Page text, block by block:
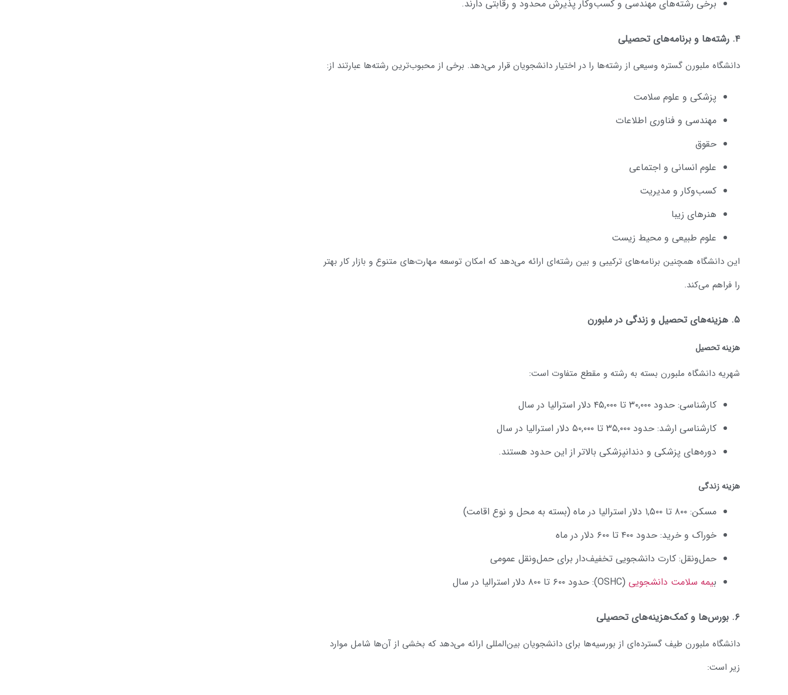
برخی رشته‌های مهندسی و کسب‌وکار پذیرش محدود و رقابتی دارند.
۴. رشته‌ها و برنامه‌های تحصیلی
دانشگاه ملبورن گستره وسیعی از رشته‌ها را در اختیار دانشجویان قرار می‌دهد. برخی از محبوب‌ترین رشته‌ها عبارتند از:
پزشکی و علوم سلامت
مهندسی و فناوری اطلاعات
حقوق
علوم انسانی و اجتماعی
کسب‌وکار و مدیریت
هنرهای زیبا
علوم طبیعی و محیط زیست
این دانشگاه همچنین برنامه‌های ترکیبی و بین رشته‌ای ارائه می‌دهد که امکان توسعه مهارت‌های متنوع و بازار کار بهتر
را فراهم می‌کند.
۵. هزینه‌های تحصیل و زندگی در ملبورن
هزینه تحصیل
شهریه دانشگاه ملبورن بسته به رشته و مقطع متفاوت است:
کارشناسی: حدود ۳۰,۰۰۰ تا ۴۵,۰۰۰ دلار استرالیا در سال
کارشناسی ارشد: حدود ۳۵,۰۰۰ تا ۵۰,۰۰۰ دلار استرالیا در سال
دوره‌های پزشکی و دندانپزشکی بالاتر از این حدود هستند.
هزینه زندگی
مسکن: ۸۰۰ تا ۱,۵۰۰ دلار استرالیا در ماه (بسته به محل و نوع اقامت)
خوراک و خرید: حدود ۴۰۰ تا ۶۰۰ دلار در ماه
حمل‌ونقل: کارت دانشجویی تخفیف‌دار برای حمل‌ونقل عمومی
بیمه سلامت دانشجویی (OSHC): حدود ۶۰۰ تا ۸۰۰ دلار استرالیا در سال
۶. بورس‌ها و کمک‌هزینه‌های تحصیلی
دانشگاه ملبورن طیف گسترده‌ای از بورسیه‌ها برای دانشجویان بین‌المللی ارائه می‌دهد که بخشی از آن‌ها شامل موارد
زیر است: